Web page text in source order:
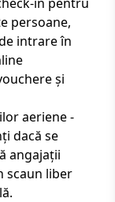
persoane,
intrare în
și
aeriene -
dacă se
angajații
scaun liber